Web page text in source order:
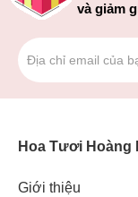
và giảm
Hoa Tươi Hoàng
Giới thiệu